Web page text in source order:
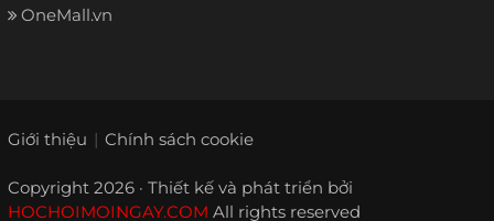
OneMall.vn
Giới thiệu Chính sách cookie
Copyright 2026 · Thiết kế và phát triển bởi
HOCHOIMOINGAY.COM All rights reserved